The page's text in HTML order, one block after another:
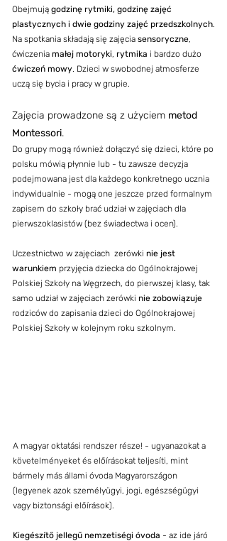
Obejmują godzinę rytmiki, godzinę zajęć
plastycznych i dwie godziny zajęć przedszkolnych.
Na spotkania składają się zajęcia sensoryczne,
ćwiczenia małej motoryki, rytmika i bardzo dużo
ćwiczeń mowy. Dzieci w swobodnej atmosferze
uczą się bycia i pracy w grupie.
Zajęcia prowadzone są z użyciem metod
Montessori.
Do grupy mogą również dołączyć się dzieci, które po
polsku mówią płynnie lub - tu zawsze decyzja
podejmowana jest dla każdego konkretnego ucznia
indywidualnie - mogą one jeszcze przed formalnym
zapisem do szkoły brać udział w zajęciach dla
pierwszoklasistów (bez świadectwa i ocen).
Uczestnictwo w zajęciach zerówki nie jest
warunkiem przyjęcia dziecka do Ogólnokrajowej
Polskiej Szkoły na Węgrzech, do pierwszej klasy, tak
samo udział w zajęciach zerówki nie zobowiązuje
rodziców do zapisania dzieci do Ogólnokrajowej
Polskiej Szkoły w kolejnym roku szkolnym.
A magyar oktatási rendszer része! - ugyanazokat a
követelményeket és előírásokat teljesíti, mint
bármely más állami óvoda Magyarországon
(legyenek azok személyügyi, jogi, egészségügyi
vagy biztonsági előírások).
Kiegészítő jellegű nemzetiségi óvoda - az ide járó